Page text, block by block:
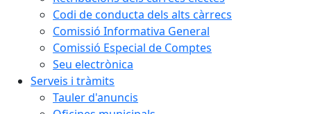
Codi de conducta dels alts càrrecs
Comissió Informativa General
Comissió Especial de Comptes
Seu electrònica
Serveis i tràmits
Tauler d'anuncis